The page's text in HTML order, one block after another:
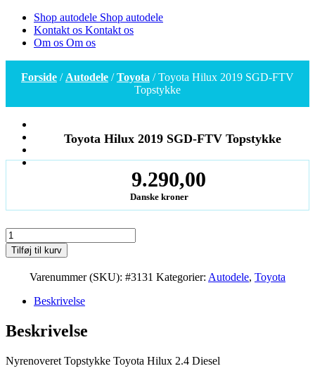
Shop autodele Shop autodele
Kontakt os Kontakt os
Om os Om os
Forside / Autodele /Toyota / Toyota Hilux 2019 SGD-FTV
Topstykke
Toyota Hilux 2019 SGD-FTV Topstykke
9.290,00
Danske kroner
Toyota
Hilux
2019
SGD-
Topstykke
Tilføj til kurv
Varenummer (SKU): #3131 Kategorier: Autodele, Toyota
Beskrivelse
Beskrivelse
Nyrenoveret Topstykke Toyota Hilux 2.4 Diesel